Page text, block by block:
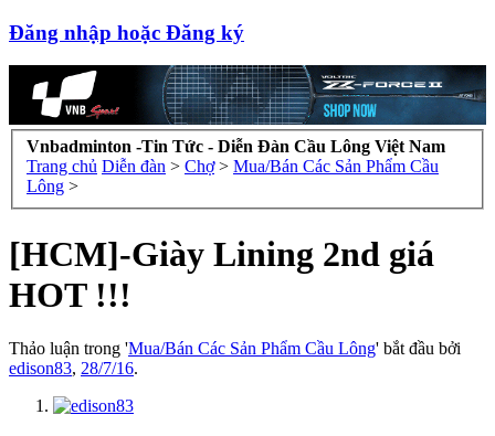
Đăng nhập hoặc Đăng ký
Vnbadminton -Tin Tức - Diễn Đàn Cầu Lông Việt Nam
Trang chủ Diễn đàn > Chợ > Mua/Bán Các Sản Phẩm Cầu
Lông >
[HCM]-Giày Lining 2nd giá
HOT !!!
Thảo luận trong 'Mua/Bán Các Sản Phẩm Cầu Lông' bắt đầu bởi
edison83, 28/7/16.